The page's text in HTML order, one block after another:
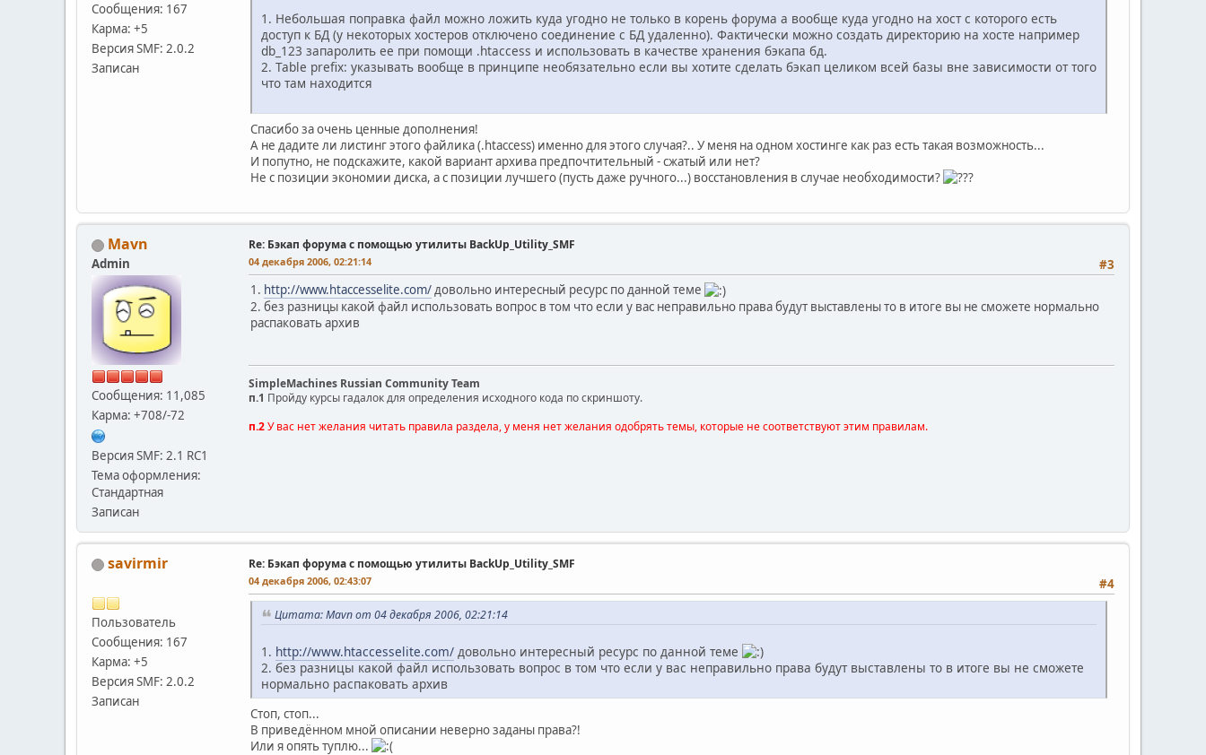
Сообщения: 167
Карма: +5
Версия SMF: 2.0.2
Записан
1. Небольшая поправка файл можно ложить куда угодно не только в корень форума а вообще куда угодно на хост с которого есть
доступ к БД (у некоторых хостеров отключено соединение с БД удаленно). Фактически можно создать директорию на хосте например
db_123 запаролить ее при помощи .htaccess и использовать в качестве хранения бэкапа бд.
2. Table prefix: указывать вообще в принципе необязательно если вы хотите сделать бэкап целиком всей базы вне зависимости от того
что там находится
Спасибо за очень ценные дополнения!
А не дадите ли листинг этого файлика (.htaccess) именно для этого случая?.. У меня на одном хостинге как раз есть такая возможность...
И попутно, не подскажите, какой вариант архива предпочтительный - сжатый или нет?
Не с позиции экономии диска, а с позиции лучшего (пусть даже ручного...) восстановления в случае необходимости?
Mavn
Admin
Сообщения: 11,085
Карма: +708/-72
Версия SMF: 2.1 RC1
Тема оформления:
Стандартная
Записан
Re: Бэкап форума с помощью утилиты BackUp_Utility_SMF
#3
04 декабря 2006, 02:21:14
1. http://www.htaccesselite.com/довольно интересный ресурс по данной теме
2. без разницы какой файл использовать вопрос в том что если у вас неправильно права будут выставлены то в итоге вы не сможете нормально
распаковать архив
SimpleMachines Russian Community Team
п.1 Пройду курсы гадалок для определения исходного кода по скриншоту.
п.2У вас нет желания читать правила раздела, у меня нет желания одобрять темы, которые не соответствуют этим правилам.
savirmir
Пользователь
Сообщения: 167
Карма: +5
Версия SMF: 2.0.2
Записан
Re: Бэкап форума с помощью утилиты BackUp_Utility_SMF
#4
04 декабря 2006, 02:43:07
Цитата: Mavn от 04 декабря 2006, 02:21:14
1. http://www.htaccesselite.com/ довольно интересный ресурс по данной теме
2. без разницы какой файл использовать вопрос в том что если у вас неправильно права будут выставлены то в итоге вы не сможете
нормально распаковать архив
Стоп, стоп...
В приведённом мной описании неверно заданы права?!
Или я опять туплю...